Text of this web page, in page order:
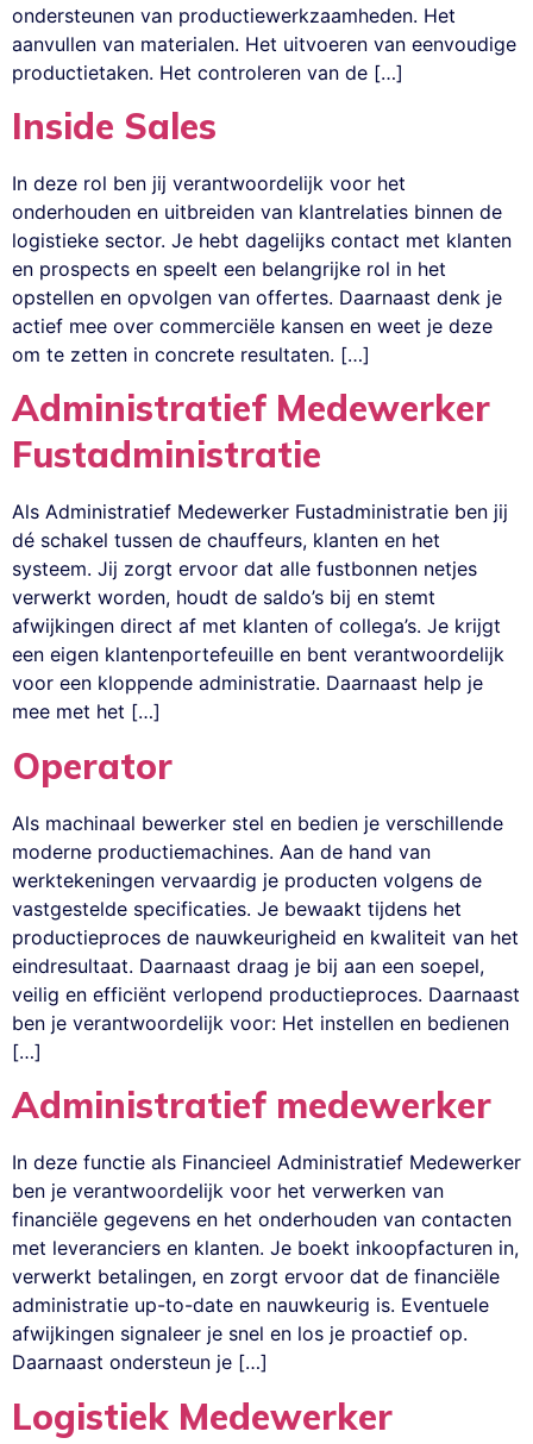
ondersteunen van productiewerkzaamheden. Het
aanvullen van materialen. Het uitvoeren van eenvoudige
productietaken. Het controleren van de […]
Inside Sales
In deze rol ben jij verantwoordelijk voor het
onderhouden en uitbreiden van klantrelaties binnen de
logistieke sector. Je hebt dagelijks contact met klanten
en prospects en speelt een belangrijke rol in het
opstellen en opvolgen van offertes. Daarnaast denk je
actief mee over commerciële kansen en weet je deze
om te zetten in concrete resultaten. […]
Administratief Medewerker
Fustadministratie
Als Administratief Medewerker Fustadministratie ben jij
dé schakel tussen de chauffeurs, klanten en het
systeem. Jij zorgt ervoor dat alle fustbonnen netjes
verwerkt worden, houdt de saldo’s bij en stemt
afwijkingen direct af met klanten of collega’s. Je krijgt
een eigen klantenportefeuille en bent verantwoordelijk
voor een kloppende administratie. Daarnaast help je
mee met het […]
Operator
Als machinaal bewerker stel en bedien je verschillende
moderne productiemachines. Aan de hand van
werktekeningen vervaardig je producten volgens de
vastgestelde specificaties. Je bewaakt tijdens het
productieproces de nauwkeurigheid en kwaliteit van het
eindresultaat. Daarnaast draag je bij aan een soepel,
veilig en efficiënt verlopend productieproces. Daarnaast
ben je verantwoordelijk voor: Het instellen en bedienen
[…]
Administratief medewerker
In deze functie als Financieel Administratief Medewerker
ben je verantwoordelijk voor het verwerken van
financiële gegevens en het onderhouden van contacten
met leveranciers en klanten. Je boekt inkoopfacturen in,
verwerkt betalingen, en zorgt ervoor dat de financiële
administratie up-to-date en nauwkeurig is. Eventuele
afwijkingen signaleer je snel en los je proactief op.
Daarnaast ondersteun je […]
Logistiek Medewerker